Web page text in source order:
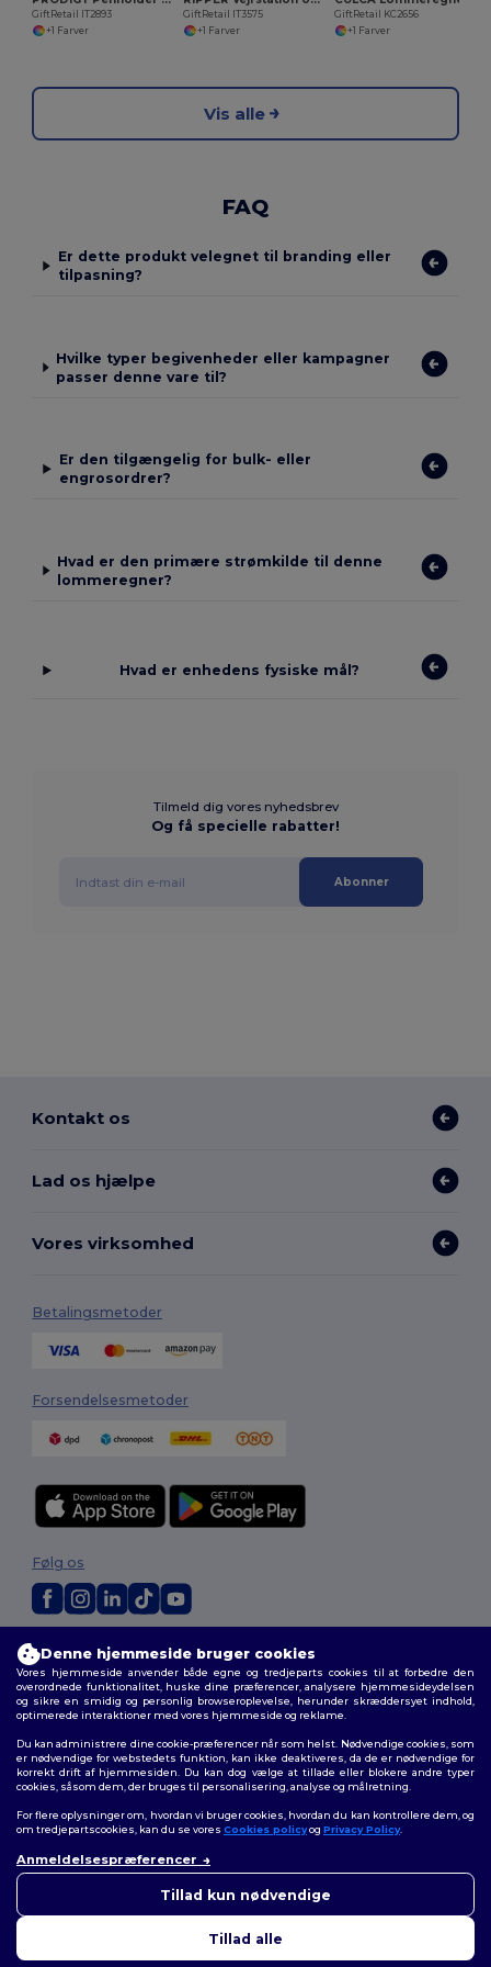
GiftRetail IT2893
+1 Farver
GiftRetail IT3575
+1 Farver
GiftRetail KC2656
+1 Farver
Vis alle
FAQ
Er dette produkt velegnet til branding eller
tilpasning?
Hvilke typer begivenheder eller kampagner
passer denne vare til?
Er den tilgængelig for bulk- eller
engrosordrer?
Hvad er den primære strømkilde til denne
lommeregner?
Hvad er enhedens fysiske mål?
Tilmeld dig vores nyhedsbrev
Og få specielle rabatter!
Abonner
Kontakt os
Lad os hjælpe
Vores virksomhed
Betalingsmetoder
Forsendelsesmetoder
2026. Alle rettigheder forbeholdes
Vilkår og Betingelser|Tilpasset politik|Fortrolighedspolitik|Politik for
cookies|Sitemap
Følg os
Denne hjemmeside bruger cookies
Vores hjemmeside anvender både egne og tredjeparts cookies til at forbedre den
overordnede funktionalitet, huske dine præferencer, analysere hjemmesideydelsen
og sikre en smidig og personlig browseroplevelse, herunder skræddersyet indhold,
optimerede interaktioner med vores hjemmeside og reklame.
Du kan administrere dine cookie-præferencer når som helst. Nødvendige cookies, som
er nødvendige for webstedets funktion, kan ikke deaktiveres, da de er nødvendige for
korrekt drift af hjemmesiden. Du kan dog vælge at tillade eller blokere andre typer
cookies, såsom dem, der bruges til personalisering, analyse og målretning.
For flere oplysninger om, hvordan vi bruger cookies, hvordan du kan kontrollere dem, og
om tredjepartscookies, kan du se vores Cookies policyog Privacy Policy.
Anmeldelsespræferencer
Tillad kun nødvendige
Tillad alle
bekymringer, kan du kontakte
er her for at hjælpe.